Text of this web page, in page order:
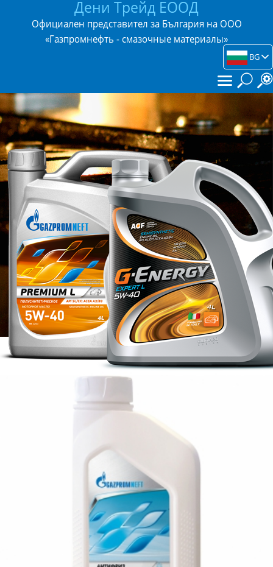
Дени Трейд ЕООД
Официален представител за България на ООО
«Газпромнефть - смазочные материалы»
BG